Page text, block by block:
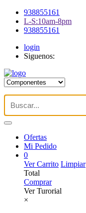
938855161
L-S:10am-8pm
938855161
login
Siguenos:
Ofertas
Mi Pedido
0
Ver Carrito Limpiar
Total
Comprar
Ver Turorial
×